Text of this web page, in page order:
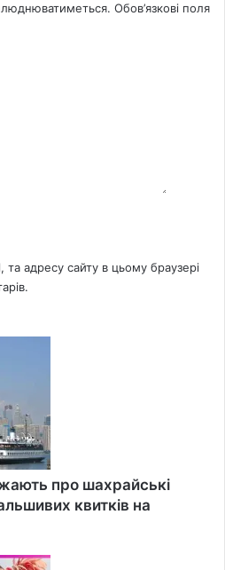
Обов’язкові поля
адресу сайту в цьому браузері
про шахрайські
квитків на